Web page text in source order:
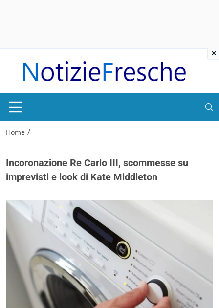
Home /
Incoronazione Re Carlo III, scommesse su
imprevisti e look di Kate Middleton
×